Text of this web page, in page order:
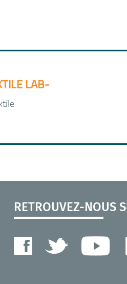
LAB-
RETROUVEZ-NOUS